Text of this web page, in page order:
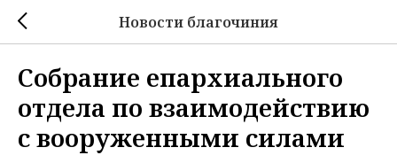
Новости благочиния
Собрание епархиального
отдела по взаимодействию
с вооруженными силами